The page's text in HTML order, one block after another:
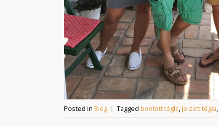
Posted in Blog | Tagged bontott tégla jelzett tégla